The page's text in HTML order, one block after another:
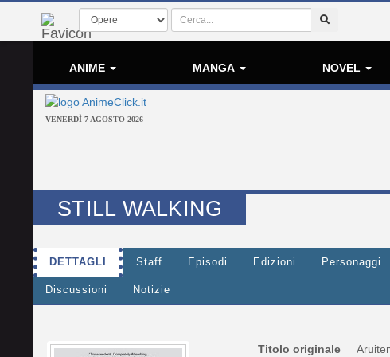
ANIME MANGA NOVEL
VENERDÌ 7 AGOSTO 2026
STILL WALKING
DETTAGLI Staff Episodi Edizioni Personaggi
Discussioni Notizie
Titolo originale